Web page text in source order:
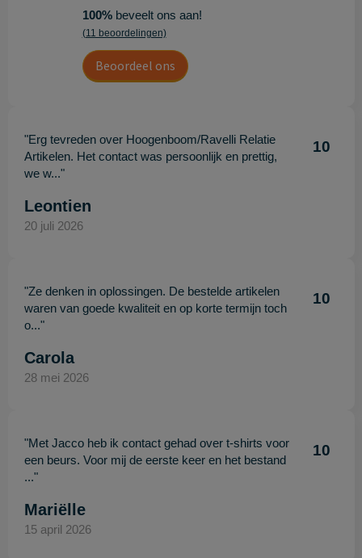
100%beveelt ons aan!
(11 beoordelingen)
Beoordeel ons
"Erg tevreden over Hoogenboom/Ravelli Relatie
Artikelen. Het contact was persoonlijk en prettig,
we w..."
10
Leontien
20 juli 2026
"Ze denken in oplossingen. De bestelde artikelen
waren van goede kwaliteit en op korte termijn toch
o..."
10
Carola
28 mei 2026
"Met Jacco heb ik contact gehad over t-shirts voor
een beurs. Voor mij de eerste keer en het bestand
..."
10
Mariëlle
15 april 2026